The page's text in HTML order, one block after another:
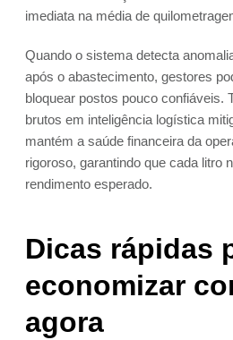
imediata na média de
Quando o sistema detecta
após o abastecimento, gestores
bloquear postos pouco confiáveis.
brutos em inteligência logística
mantém a saúde financeira da
rigoroso, garantindo que cada litro
rendimento esperado.
Dicas rápidas
economizar
agora